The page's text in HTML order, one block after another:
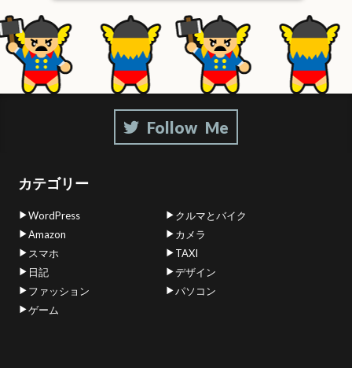
カテゴリー
WordPress
クルマとバイク
Amazon
カメラ
スマホ
TAXI
日記
デザイン
ファッション
パソコン
ゲーム